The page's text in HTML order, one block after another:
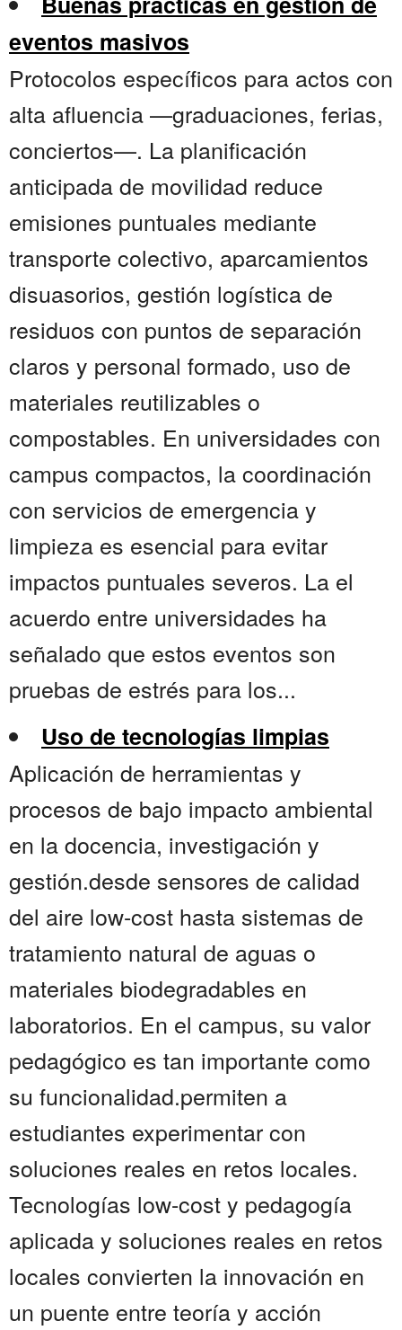
eventos masivos
Protocolos específicos para actos con
alta afluencia —graduaciones, ferias,
conciertos—. La planificación
anticipada de movilidad reduce
emisiones puntuales mediante
transporte colectivo, aparcamientos
disuasorios, gestión logística de
residuos con puntos de separación
claros y personal formado, uso de
materiales reutilizables o
compostables. En universidades con
campus compactos, la coordinación
con servicios de emergencia y
limpieza es esencial para evitar
impactos puntuales severos. La el
acuerdo entre universidades ha
señalado que estos eventos son
pruebas de estrés para los...
Uso de tecnologías limpias
Aplicación de herramientas y
procesos de bajo impacto ambiental
en la docencia, investigación y
gestión.desde sensores de calidad
del aire low-cost hasta sistemas de
tratamiento natural de aguas o
materiales biodegradables en
laboratorios. En el campus, su valor
pedagógico es tan importante como
su funcionalidad.permiten a
estudiantes experimentar con
soluciones reales en retos locales.
Tecnologías low-cost y pedagogía
aplicada y soluciones reales en retos
locales convierten la innovación en
un puente entre teoría y acción